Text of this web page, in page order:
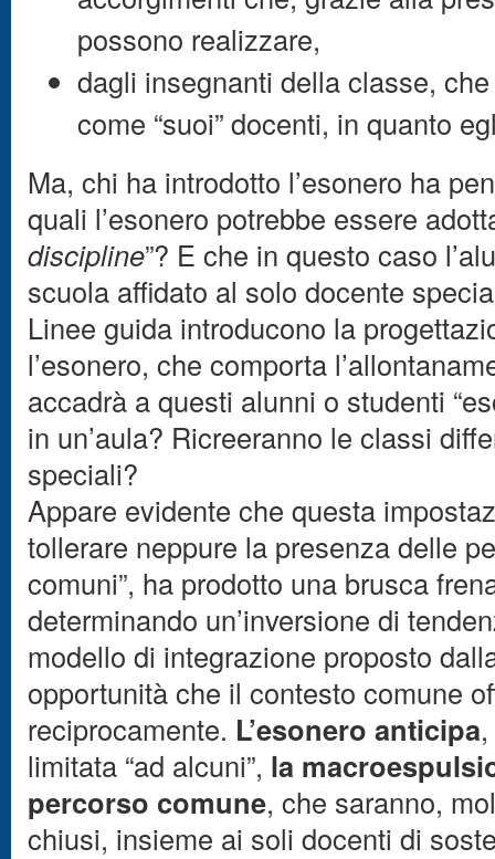
possono realizzare,
dagli insegnanti della classe,
come “suoi” docenti, in quanto
Ma, chi ha introdotto l’esonero ha
quali l’esonero potrebbe essere
discipline”? E che in questo caso
scuola affidato al solo docente
Linee guida introducono la
l’esonero, che comporta
accadrà a questi alunni o studenti
in un’aula? Ricreeranno le classi
speciali?
Appare evidente che questa
tollerare neppure la presenza delle
comuni”, ha prodotto una brusca
determinando un’inversione di
modello di integrazione proposto
opportunità che il contesto comune
reciprocamente. L’esonero anticipa
limitata “ad alcuni”, la
percorso comune, che saranno,
chiusi, insieme ai soli docenti di